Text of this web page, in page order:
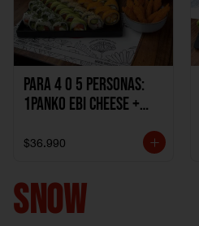
Para 4 o 5 personas:
1Panko Ebi Cheese +
Sake + 1Avocado Beto
1Katzu de Pollo
$36.990
SNOW